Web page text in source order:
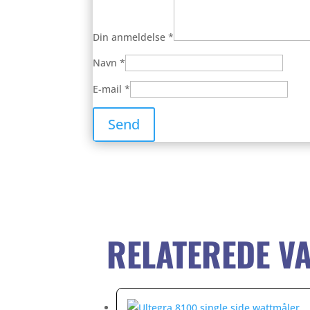
Din anmeldelse*
Navn*
E-mail*
RELATEREDE